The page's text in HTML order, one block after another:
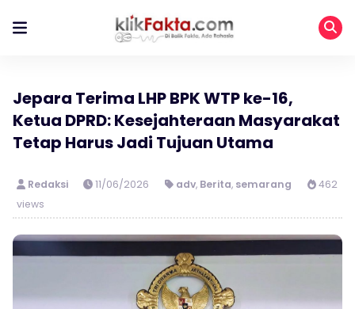
Jepara Terima LHP BPK WTP ke-16,
Ketua DPRD: Kesejahteraan Masyarakat
Tetap Harus Jadi Tujuan Utama
Redaksi 11/06/2026 adv, Berita, semarang
462
views